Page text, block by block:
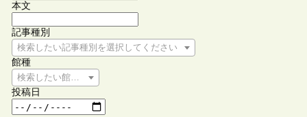
本文
記事種別
検索したい記事種別を選択してください
館種
検索したい館種を選択してください
投稿日